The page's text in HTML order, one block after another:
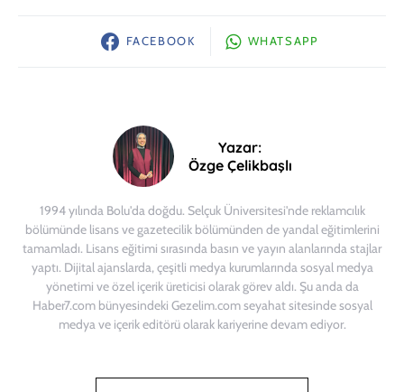
FACEBOOK WHATSAPP
Yazar:
Özge Çelikbaşlı
1994 yılında Bolu'da doğdu. Selçuk Üniversitesi'nde reklamcılık
bölümünde lisans ve gazetecilik bölümünden de yandal eğitimlerini
tamamladı. Lisans eğitimi sırasında basın ve yayın alanlarında stajlar
yaptı. Dijital ajanslarda, çeşitli medya kurumlarında sosyal medya
yönetimi ve özel içerik üreticisi olarak görev aldı. Şu anda da
Haber7.com bünyesindeki Gezelim.com seyahat sitesinde sosyal
medya ve içerik editörü olarak kariyerine devam ediyor.